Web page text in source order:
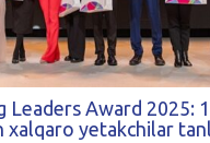
Leaders Award 2025:
xalqaro yetakchilar